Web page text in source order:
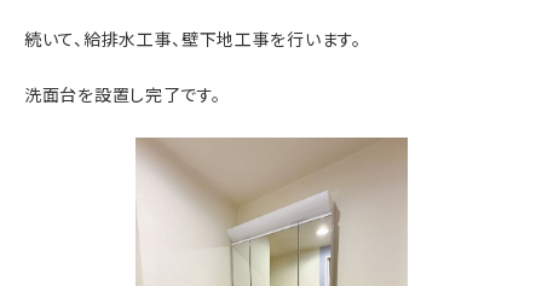
続いて、給排水工事、壁下地工事を行います。
洗面台を設置し完了です。